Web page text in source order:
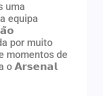
uma
equipa
por muito
momentos de
o 𝗔𝗿𝘀𝗲𝗻𝗮𝗹